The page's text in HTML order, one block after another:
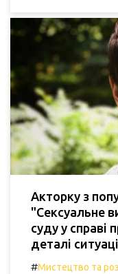
Акторку з
"Сексуальне
суду у справі
деталі
#Мистецтво та